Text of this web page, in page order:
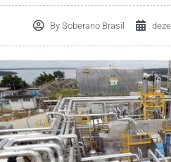
BySoberano Brasil